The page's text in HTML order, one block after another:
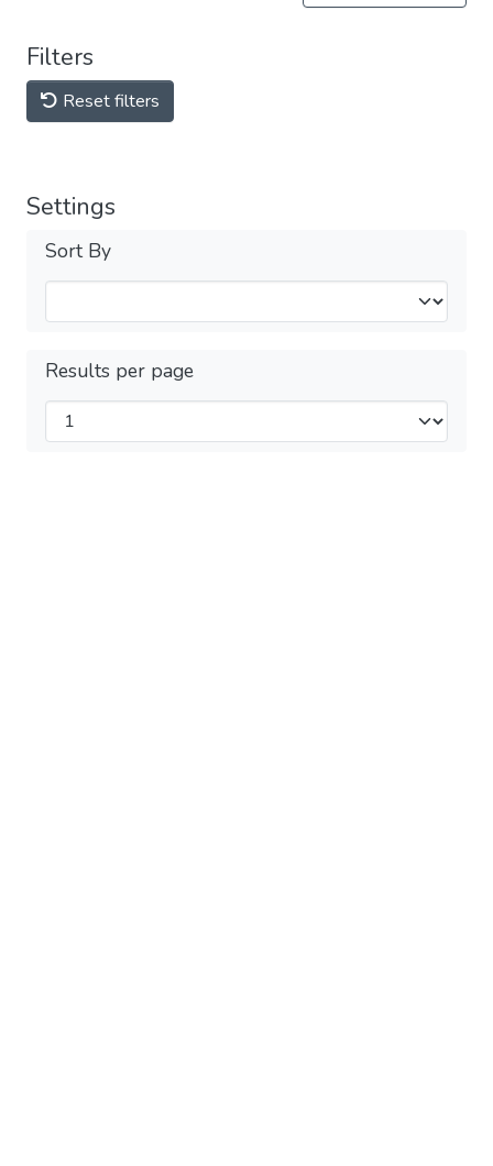
Filters
Reset filters
Settings
Sort By
Results per page